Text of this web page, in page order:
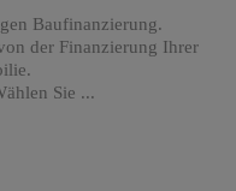
Baufinanzierung.
der Finanzierung Ihrer
Sie ...